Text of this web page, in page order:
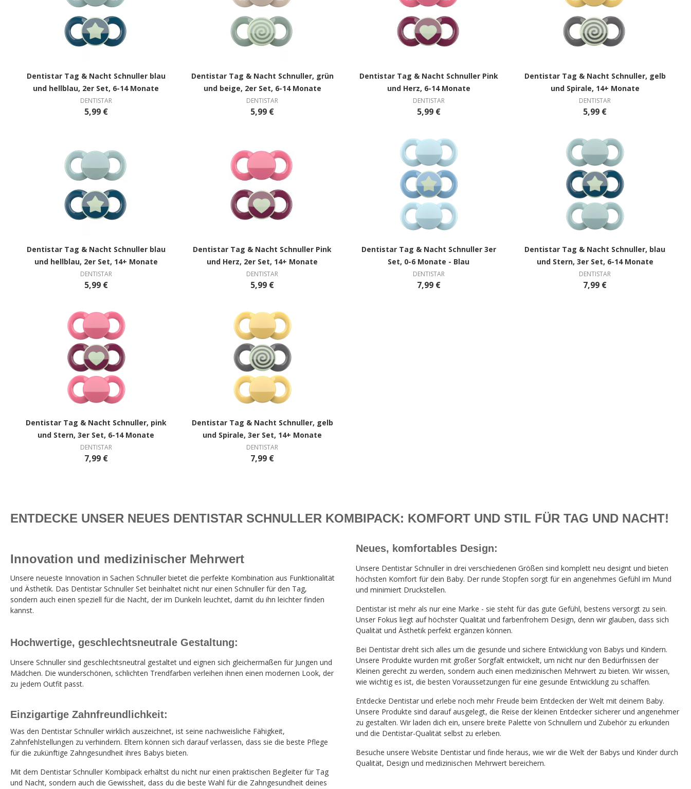
Dentistar Tag & Nacht Schnuller blau
und hellblau, 2er Set, 6-14 Monate
DENTISTAR
5,99 €
Dentistar Tag & Nacht Schnuller, grün
und beige, 2er Set, 6-14 Monate
DENTISTAR
5,99 €
Dentistar Tag & Nacht Schnuller Pink
und Herz, 6-14 Monate
DENTISTAR
5,99 €
Dentistar Tag & Nacht Schnuller, gelb
und Spirale, 14+ Monate
DENTISTAR
5,99 €
Dentistar Tag & Nacht Schnuller blau
und hellblau, 2er Set, 14+ Monate
DENTISTAR
5,99 €
Dentistar Tag & Nacht Schnuller Pink
und Herz, 2er Set, 14+ Monate
DENTISTAR
5,99 €
Dentistar Tag & Nacht Schnuller 3er
Set, 0-6 Monate - Blau
DENTISTAR
7,99 €
Dentistar Tag & Nacht Schnuller, blau
und Stern, 3er Set, 6-14 Monate
DENTISTAR
7,99 €
Dentistar Tag & Nacht Schnuller, pink
und Stern, 3er Set, 6-14 Monate
DENTISTAR
7,99 €
Dentistar Tag & Nacht Schnuller, gelb
und Spirale, 3er Set, 14+ Monate
DENTISTAR
7,99 €
ENTDECKE UNSER NEUES DENTISTAR SCHNULLER KOMBIPACK: KOMFORT UND STIL FÜR TAG UND NACHT!
Innovation und medizinischer Mehrwert
Unsere neueste Innovation in Sachen Schnuller bietet die perfekte Kombination aus Funktionalität
und Ästhetik. Das Dentistar Schnuller Set beinhaltet nicht nur einen Schnuller für den Tag,
sondern auch einen speziell für die Nacht, der im Dunkeln leuchtet, damit du ihn leichter finden
kannst.
Hochwertige, geschlechtsneutrale Gestaltung:
Unsere Schnuller sind geschlechtsneutral gestaltet und eignen sich gleichermaßen für Jungen und
Mädchen. Die wunderschönen, schlichten Trendfarben verleihen ihnen einen modernen Look, der
zu jedem Outfit passt.
Einzigartige Zahnfreundlichkeit:
Was den Dentistar Schnuller wirklich auszeichnet, ist seine nachweisliche Fähigkeit,
Zahnfehlstellungen zu verhindern. Eltern können sich darauf verlassen, dass sie die beste Pflege
für die zukünftige Zahngesundheit ihres Babys bieten.
Mit dem Dentistar Schnuller Kombipack erhältst du nicht nur einen praktischen Begleiter für Tag
und Nacht, sondern auch die Gewissheit, dass du die beste Wahl für die Zahngesundheit deines
Neues, komfortables Design:
Unsere Dentistar Schnuller in drei verschiedenen Größen sind komplett neu designt und bieten
höchsten Komfort für dein Baby. Der runde Stopfen sorgt für ein angenehmes Gefühl im Mund
und minimiert Druckstellen.
Dentistar ist mehr als nur eine Marke - sie steht für das gute Gefühl, bestens versorgt zu sein.
Unser Fokus liegt auf höchster Qualität und farbenfrohem Design, denn wir glauben, dass sich
Qualität und Ästhetik perfekt ergänzen können.
Bei Dentistar dreht sich alles um die gesunde und sichere Entwicklung von Babys und Kindern.
Unsere Produkte wurden mit großer Sorgfalt entwickelt, um nicht nur den Bedürfnissen der
Kleinen gerecht zu werden, sondern auch einen medizinischen Mehrwert zu bieten. Wir wissen,
wie wichtig es ist, die besten Voraussetzungen für eine gesunde Entwicklung zu schaffen.
Entdecke Dentistar und erlebe noch mehr Freude beim Entdecken der Welt mit deinem Baby.
Unsere Produkte sind darauf ausgelegt, die Reise der kleinen Entdecker sicherer und angenehmer
zu gestalten. Wir laden dich ein, unsere breite Palette von Schnullern und Zubehör zu erkunden
und die Dentistar-Qualität selbst zu erleben.
Besuche unsere Website Dentistar und finde heraus, wie wir die Welt der Babys und Kinder durch
Qualität, Design und medizinischen Mehrwert bereichern.